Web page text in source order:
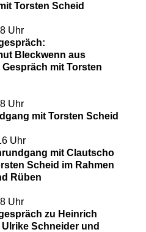
Torsten Scheid
Uhr
Bleckwenn aus
mit Torsten
Uhr
mit Torsten Scheid
Uhr
mit Clautscho
Scheid im Rahmen
Rüben
Uhr
zu Heinrich
Ulrike Schneider und